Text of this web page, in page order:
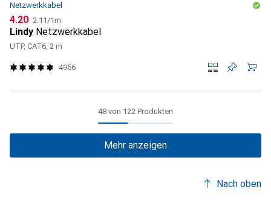
Netzwerkkabel
CHF
4.20 CHF
2.11/1m
Lindy Netzwerkkabel
UTP, CAT6, 2 m
4956
48 von 122 Produkten
Mehr anzeigen
Nach oben